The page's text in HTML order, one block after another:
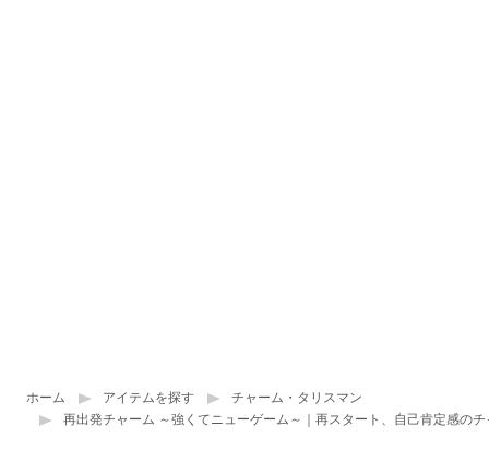
ホーム アイテムを探す
チャーム・タリスマン
再出発チャーム ～強くてニューゲーム～｜再スタート、自己肯定感のチ